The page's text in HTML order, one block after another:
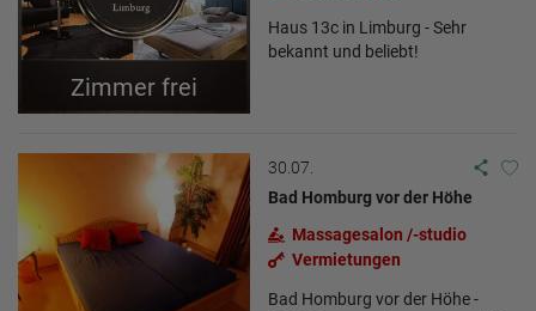
Zimmer frei
Haus 13c in Limburg - Sehr
bekannt und beliebt!
30.07.
Bad Homburg vor der Höhe
Massagesalon /-studio
Vermietungen
Bad Homburg vor der Höhe -